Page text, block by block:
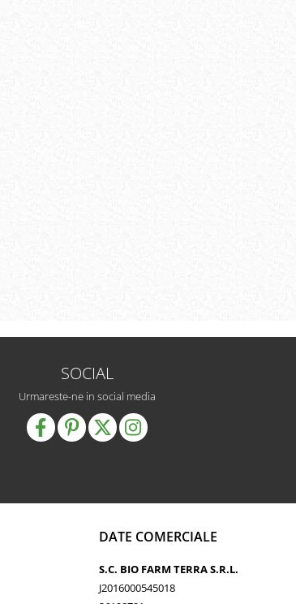
SOCIAL
Urmareste-ne in social media
DATE COMERCIALE
S.C. BIO FARM TERRA S.R.L.
J2016000545018